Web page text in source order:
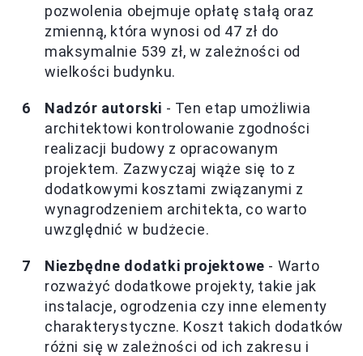
pozwolenia obejmuje opłatę stałą oraz
zmienną, która wynosi od 47 zł do
maksymalnie 539 zł, w zależności od
wielkości budynku.
Nadzór autorski - Ten etap umożliwia
architektowi kontrolowanie zgodności
realizacji budowy z opracowanym
projektem. Zazwyczaj wiąże się to z
dodatkowymi kosztami związanymi z
wynagrodzeniem architekta, co warto
uwzględnić w budżecie.
Niezbędne dodatki projektowe - Warto
rozważyć dodatkowe projekty, takie jak
instalacje, ogrodzenia czy inne elementy
charakterystyczne. Koszt takich dodatków
różni się w zależności od ich zakresu i